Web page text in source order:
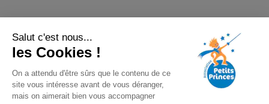
Salut c'est nous...
les Cookies !
On a attendu d'être sûrs que le contenu de ce
site vous intéresse avant de vous déranger,
mais on aimerait bien vous accompagner